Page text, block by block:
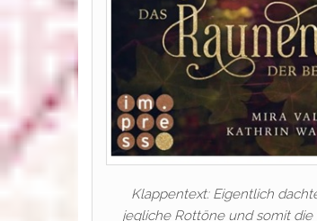
Klappentext: Eigentlich
jegliche Rottöne und somit